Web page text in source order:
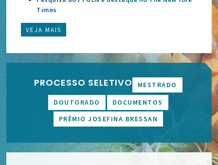
Times
VEJA MAIS
PROCESSO SELETIVO
MESTRADO
DOUTORADO
DOCUMENTOS
PRÊMIO JOSEFINA BRESSAN